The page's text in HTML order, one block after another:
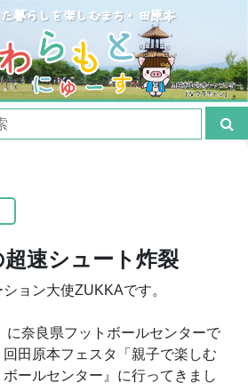
超速シュート炸裂
ョン大使ZUKKAです。
に奈良県フットボールセンターで
田原本フェスタ「親子で楽しむ
ールセンター』に行ってきまし